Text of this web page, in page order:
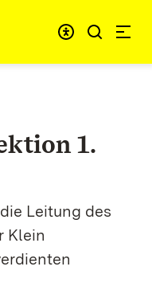
1.
Leitung des
Klein